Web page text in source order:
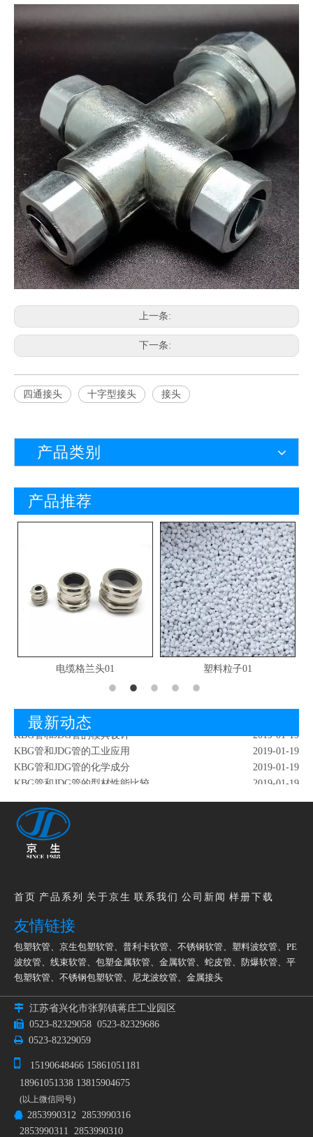
上一条:
下一条:
四通接头 十字型接头 接头
产品类别
产品推荐
电缆格兰头01 塑料粒子01
最新动态
KBG管和JDG管的爆破试验
KBG管和JDG管的模具设计
KBG管和JDG管的工业应用
2019-01-19
KBG管和JDG管的化学成分
2019-01-19
KBG管和JDG管的型材性能比较
2019-01-19
KBG管和JDG管的倒波
KBG管和JDG管的实用意义
KBG管和JDG管的形态成分
红外检測KBG管
KBG管和JDG管的模具设计
2019-01-19
首页 产品系列 关于京生 联系我们 公司新闻 样册下载
友情链接
包塑软管、 京生包塑软管、 普利卡软管、 不锈钢软管、 塑料波纹管、 PE
波纹管、 线束软管、 包塑金属软管、 金属软管、 蛇皮管、 防爆软管、 平
包塑软管、 不锈钢包塑软管、 尼龙波纹管、 金属接头
 江苏省兴化市张郭镇蒋庄工业园区
 0523-82329058 0523-82329686
 0523-82329059

15190648466 15861051181
18961051338 13815904675
(以上微信同号)
 2853990312 2853990316
2853990311 2853990310